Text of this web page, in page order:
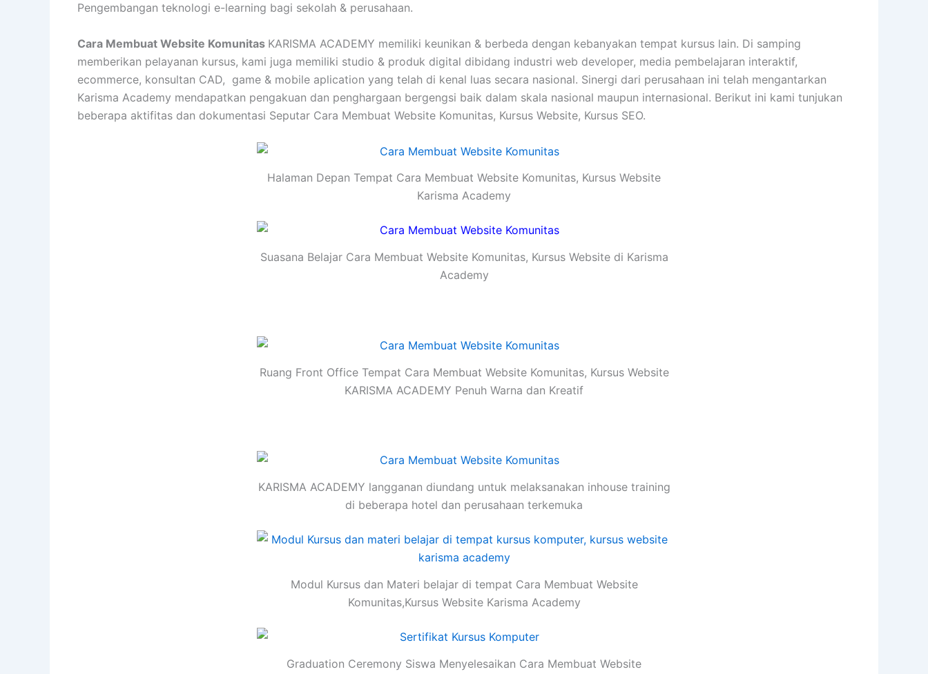
Pengembangan teknologi e-learning bagi sekolah & perusahaan.
Cara Membuat Website Komunitas KARISMA ACADEMY memiliki keunikan & berbeda dengan kebanyakan tempat kursus lain. Di samping
memberikan pelayanan kursus, kami juga memiliki studio & produk digital dibidang industri web developer, media pembelajaran interaktif,
ecommerce, konsultan CAD, game & mobile aplication yang telah di kenal luas secara nasional. Sinergi dari perusahaan ini telah mengantarkan
Karisma Academy mendapatkan pengakuan dan penghargaan bergengsi baik dalam skala nasional maupun internasional. Berikut ini kami tunjukan
beberapa aktifitas dan dokumentasi Seputar Cara Membuat Website Komunitas, Kursus Website, Kursus SEO.
Halaman Depan Tempat Cara Membuat Website Komunitas, Kursus Website
Karisma Academy
Suasana Belajar Cara Membuat Website Komunitas, Kursus Website di Karisma
Academy
Ruang Front Office Tempat Cara Membuat Website Komunitas, Kursus Website
KARISMA ACADEMY Penuh Warna dan Kreatif
KARISMA ACADEMY langganan diundang untuk melaksanakan inhouse training
di beberapa hotel dan perusahaan terkemuka
Modul Kursus dan Materi belajar di tempat Cara Membuat Website
Komunitas,Kursus Website Karisma Academy
Graduation Ceremony Siswa Menyelesaikan Cara Membuat Website